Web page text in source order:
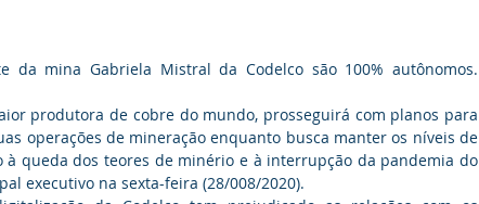
da mina Gabriela Mistral da Codelco são 100% autônomos.
produtora de cobre do mundo, prosseguirá com planos para
operações de mineração enquanto busca manter os níveis de
queda dos teores de minério e à interrupção da pandemia do
executivo na sexta-feira (28/008/2020).